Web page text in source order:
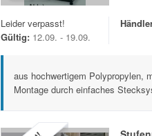
Leider verpasst!
Gültig: 12.09. - 19.09.
aus hochwertigem Polypropylen,
Montage durch einfaches